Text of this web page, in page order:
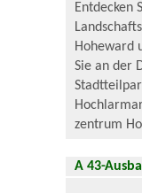
Entdecken
Hoheward
Sie an der
zentrum
A 43-